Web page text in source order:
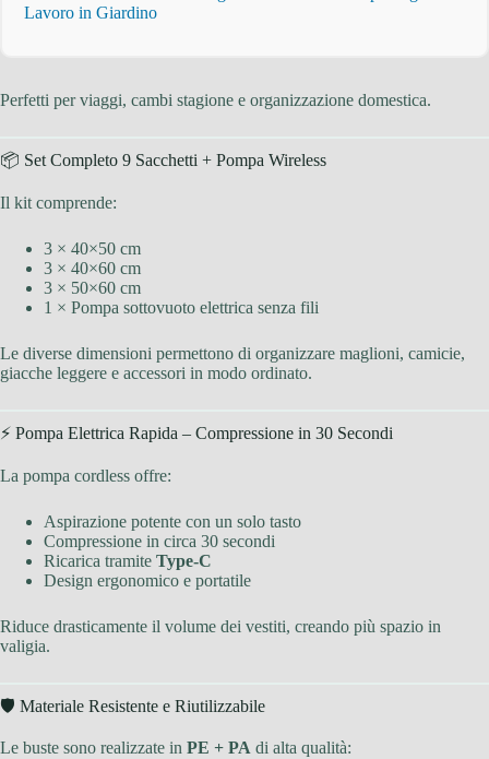
Lavoro in Giardino
Perfetti per viaggi, cambi stagione e organizzazione domestica.
📦 Set Completo 9 Sacchetti + Pompa Wireless
Il kit comprende:
3 × 40×50 cm
3 × 40×60 cm
3 × 50×60 cm
1 × Pompa sottovuoto elettrica senza fili
Le diverse dimensioni permettono di organizzare maglioni, camicie,
giacche leggere e accessori in modo ordinato.
⚡ Pompa Elettrica Rapida – Compressione in 30 Secondi
La pompa cordless offre:
Aspirazione potente con un solo tasto
Compressione in circa 30 secondi
Ricarica tramite Type-C
Design ergonomico e portatile
Riduce drasticamente il volume dei vestiti, creando più spazio in
valigia.
🛡 Materiale Resistente e Riutilizzabile
Le buste sono realizzate in PE + PA di alta qualità: